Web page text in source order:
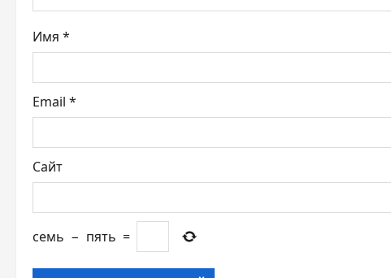
а
п
и
с
я
м
Имя *
Email *
Сайт
семь − пять =